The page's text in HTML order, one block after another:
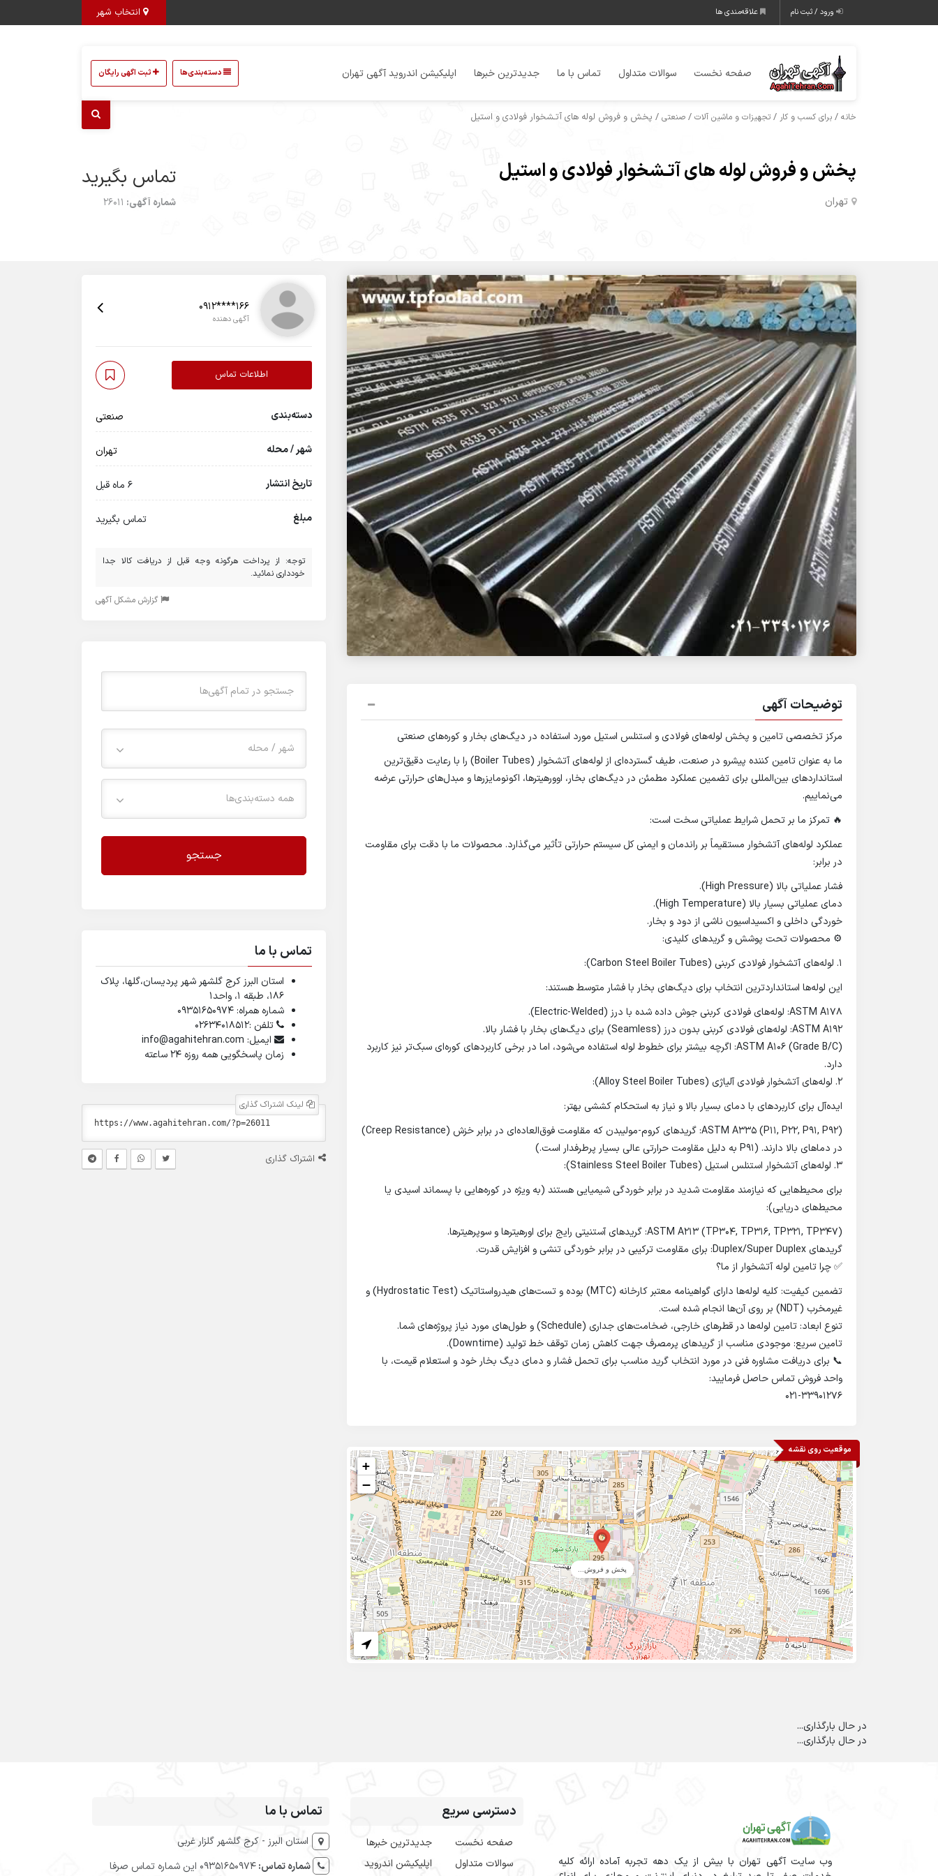
انتخاب شهر ورود / ثبت نام علاقه‌مندی ها
صفحه نخست سوالات متداول تماس با ما جدیدترین خبرها اپلیکیشن اندروید آگهی تهران دسته‌بندی‌ها ثبت اگهی رایگان
خانه / برای کسب و کار / تجهیزات و ماشین آلات / صنعتی / پخش و فروش لوله های آتـشخوار فولادی و استیل
پخش و فروش لوله های آتـشخوار فولادی و استیل
تهران
تماس بگیرید
شماره آگهی: 26011
توضیحات آگهی
مرکز تخصصی تامین و پخش لوله‌های فولادی و استنلس استیل مورد استفاده در دیگ‌های بخار و کوره‌های صنعتی
ما به عنوان تامین کننده پیشرو در صنعت، طیف گسترده‌ای از لوله‌های آتشخوار (Boiler Tubes) را با رعایت دقیق‌ترین
استانداردهای بین‌المللی برای تضمین عملکرد مطمئن در دیگ‌های بخار، اوورهیترها، اکونومایزرها و مبدل‌های حرارتی عرضه
می‌نماییم.
🔥 تمرکز ما بر تحمل شرایط عملیاتی سخت است:
عملکرد لوله‌های آتشخوار مستقیماً بر راندمان و ایمنی کل سیستم حرارتی تأثیر می‌گذارد. محصولات ما با دقت برای مقاومت
در برابر:
فشار عملیاتی بالا (High Pressure).
دمای عملیاتی بسیار بالا (High Temperature).
خوردگی داخلی و اکسیداسیون ناشی از دود و بخار.
⚙️ محصولات تحت پوشش و گریدهای کلیدی:
۱. لوله‌های آتشخوار فولادی کربنی (Carbon Steel Boiler Tubes):
این لوله‌ها استانداردترین انتخاب برای دیگ‌های بخار با فشار متوسط هستند:
ASTM A178: لوله‌های فولادی کربنی جوش داده شده با درز (Electric-Welded).
ASTM A192: لوله‌های فولادی کربنی بدون درز (Seamless) برای دیگ‌های بخار با فشار بالا.
ASTM A106 (Grade B/C): اگرچه بیشتر برای خطوط لوله استفاده می‌شود، اما در برخی کاربردهای کوره‌ای سبک‌تر نیز کاربرد
دارد.
۲. لوله‌های آتشخوار فولادی آلیاژی (Alloy Steel Boiler Tubes):
ایده‌آل برای کاربردهای با دمای بسیار بالا و نیاز به استحکام کششی بهتر:
ASTM A335 (P11, P22, P91, P92): گریدهای کروم-مولیبدن که مقاومت فوق‌العاده‌ای در برابر خزش (Creep Resistance)
در دماهای بالا دارند. (P91 به دلیل مقاومت حرارتی عالی بسیار پرطرفدار است.)
۳. لوله‌های آتشخوار استنلس استیل (Stainless Steel Boiler Tubes):
برای محیط‌هایی که نیازمند مقاومت شدید در برابر خوردگی شیمیایی هستند (به ویژه در کوره‌هایی با پسماند اسیدی یا
محیط‌های دریایی):
ASTM A213 (TP304, TP316, TP321, TP347): گریدهای آستنیتی رایج برای اورهیترها و سوپرهیترها.
گریدهای Duplex/Super Duplex: برای مقاومت ترکیبی در برابر خوردگی تنشی و افزایش قدرت.
✅ چرا تامین لوله آتشخوار از ما؟
تضمین کیفیت: کلیه لوله‌ها دارای گواهینامه معتبر کارخانه (MTC) بوده و تست‌های هیدرواستاتیک (Hydrostatic Test) و
غیرمخرب (NDT) بر روی آن‌ها انجام شده است.
تنوع ابعاد: تامین لوله‌ها در قطرهای خارجی، ضخامت‌های جداری (Schedule) و طول‌های مورد نیاز پروژه‌های شما.
تامین سریع: موجودی مناسب از گریدهای پرمصرف جهت کاهش زمان توقف خط تولید (Downtime).
📞 برای دریافت مشاوره فنی در مورد انتخاب گرید مناسب برای تحمل فشار و دمای دیگ بخار خود و استعلام قیمت، با
واحد فروش تماس حاصل فرمایید:
021-33901276
موقعیت روی نقشه
پخش و فروش...
+
−
0912****166
آگهی دهنده
اطلاعات تماس
دسته‌بندی صنعتی
شهر / محله تهران
تاریخ انتشار 6 ماه قبل
مبلغ تماس بگیرید
توجه: از پرداخت هرگونه وجه قبل از دریافت کالا جدا
خودداری نمائید.
گزارش مشکل آگهی
شهر / محله
همه دسته‌بندی‌ها
جستجو
تماس با ما
استان البرز کرج گلشهر شهر پردیسان،گلها، پلاک
۱۸۶، طبقه ۱، واحد1
شماره همراه: 09351650974
تلفن :02634018512
ایمیل: info@agahitehran.com
زمان پاسخگویی همه روزه 24 ساعته
لینک اشتراک گذاری
اشتراک گذاری
در حال بارگذاری...
در حال بارگذاری...
وب سایت آگهی تهران با بیش از یک دهه تجربه آماده ارائه کلیه
دسترسی سریع
صفحه نخست
سوالات متداول
جدیدترین خبرها
اپلیکیشن اندروید
تماس با ما
استان البرز - کرج گلشهر گلزار غربی
شماره تماس:
09351650974 این شماره تماس صرفا